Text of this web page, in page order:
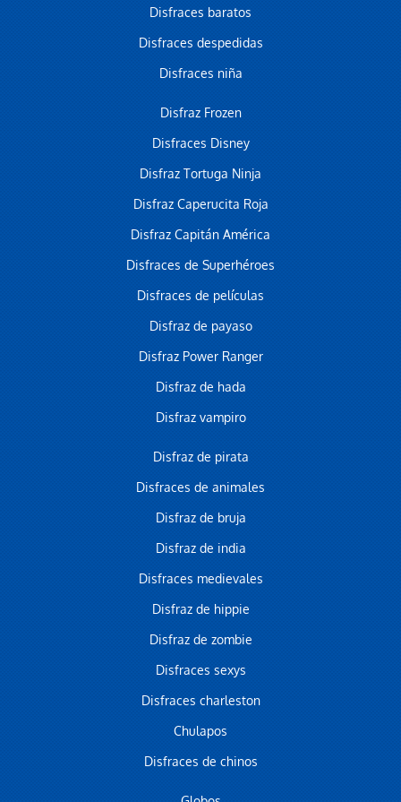
Disfraces baratos
Disfraces despedidas
Disfraces niña
Disfraz Frozen
Disfraces Disney
Disfraz Tortuga Ninja
Disfraz Caperucita Roja
Disfraz Capitán América
Disfraces de Superhéroes
Disfraces de películas
Disfraz de payaso
Disfraz Power Ranger
Disfraz de hada
Disfraz vampiro
Disfraz de pirata
Disfraces de animales
Disfraz de bruja
Disfraz de india
Disfraces medievales
Disfraz de hippie
Disfraz de zombie
Disfraces sexys
Disfraces charleston
Chulapos
Disfraces de chinos